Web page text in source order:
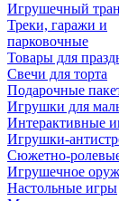
Игрушечный
Треки, гаражи и
парковочные
Товары для
Свечи для торта
Подарочные
Игрушки для
Интерактивные
Игрушки-
Сюжетно-
Игрушечное
Настольные игры